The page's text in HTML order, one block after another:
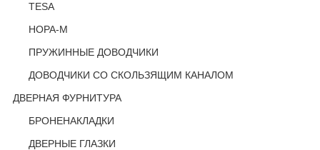
TESA
НОРА-М
ПРУЖИННЫЕ ДОВОДЧИКИ
ДОВОДЧИКИ СО СКОЛЬЗЯЩИМ КАНАЛОМ
ДВЕРНАЯ ФУРНИТУРА
БРОНЕНАКЛАДКИ
ДВЕРНЫЕ ГЛАЗКИ